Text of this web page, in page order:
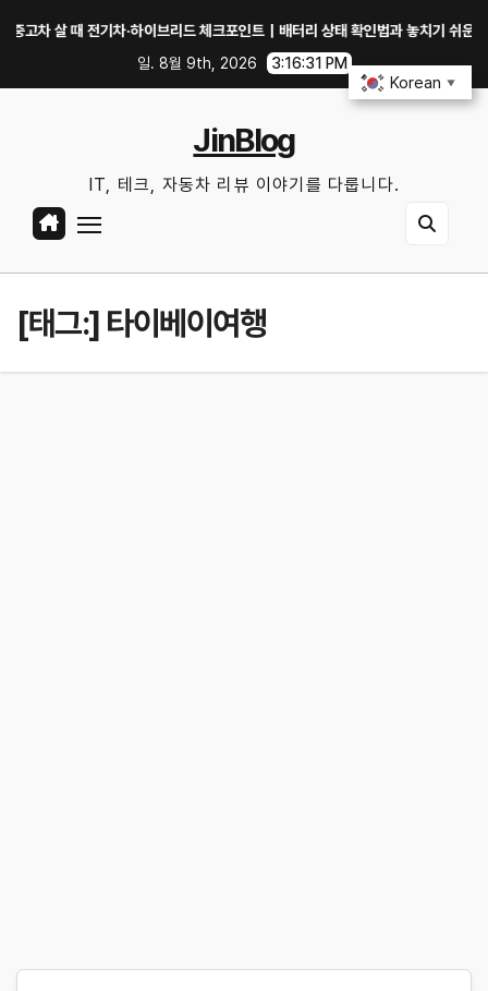
살 때 전기차·하이브리드 체크포인트｜배터리 상태 확인법과 놓치기 쉬운 위험 신
일. 8월 9th, 2026
3:16:32 PM
JinBlog
IT, 테크, 자동차 리뷰 이야기를 다룹니다.
[태그:] 타이베이여행
Korean ▼